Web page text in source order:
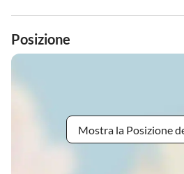
Posizione
Mostra la Posizione